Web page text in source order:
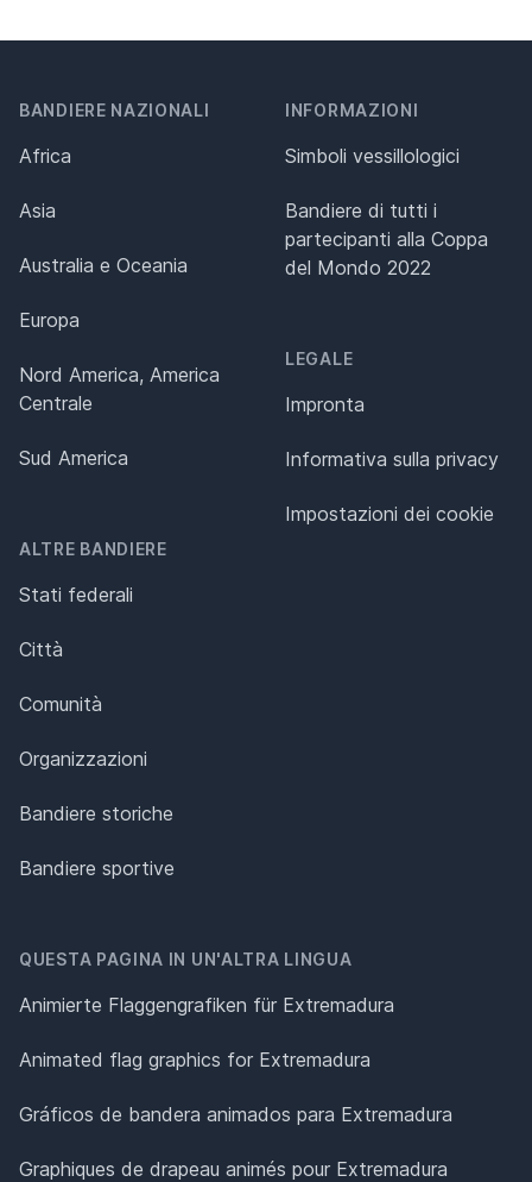
BANDIERE NAZIONALI
Africa
Asia
Australia e Oceania
Europa
Nord America, America
Centrale
Sud America
ALTRE BANDIERE
Stati federali
Città
Comunità
Organizzazioni
Bandiere storiche
Bandiere sportive
INFORMAZIONI
Simboli vessillologici
Bandiere di tutti i
partecipanti alla Coppa
del Mondo 2022
LEGALE
Impronta
Informativa sulla privacy
Impostazioni dei cookie
QUESTA PAGINA IN UN'ALTRA LINGUA
Animierte Flaggengrafiken für Extremadura
Animated flag graphics for Extremadura
Gráficos de bandera animados para Extremadura
Graphiques de drapeau animés pour Extremadura